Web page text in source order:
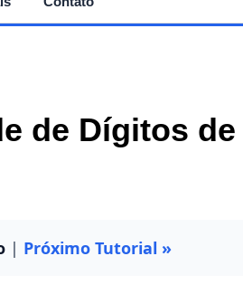
de Dígitos de
| Próximo Tutorial »